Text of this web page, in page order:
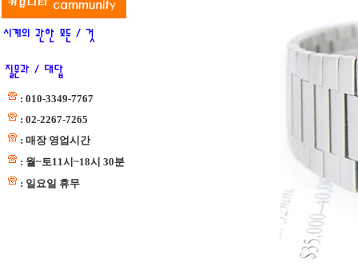
: 010-3349-7767
: 02-2267-7265
: 매장 영업시간
: 월~토11시~18시 30분
: 일요일 휴무